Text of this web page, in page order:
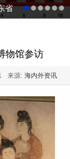
省
物馆参访
来源: 海内外资讯